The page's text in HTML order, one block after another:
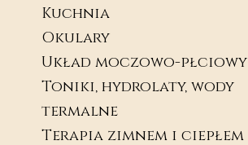
Kuchnia
Okulary
Układ moczowo-płciowy
Toniki, hydrolaty, wody
termalne
Terapia zimnem i ciepłem